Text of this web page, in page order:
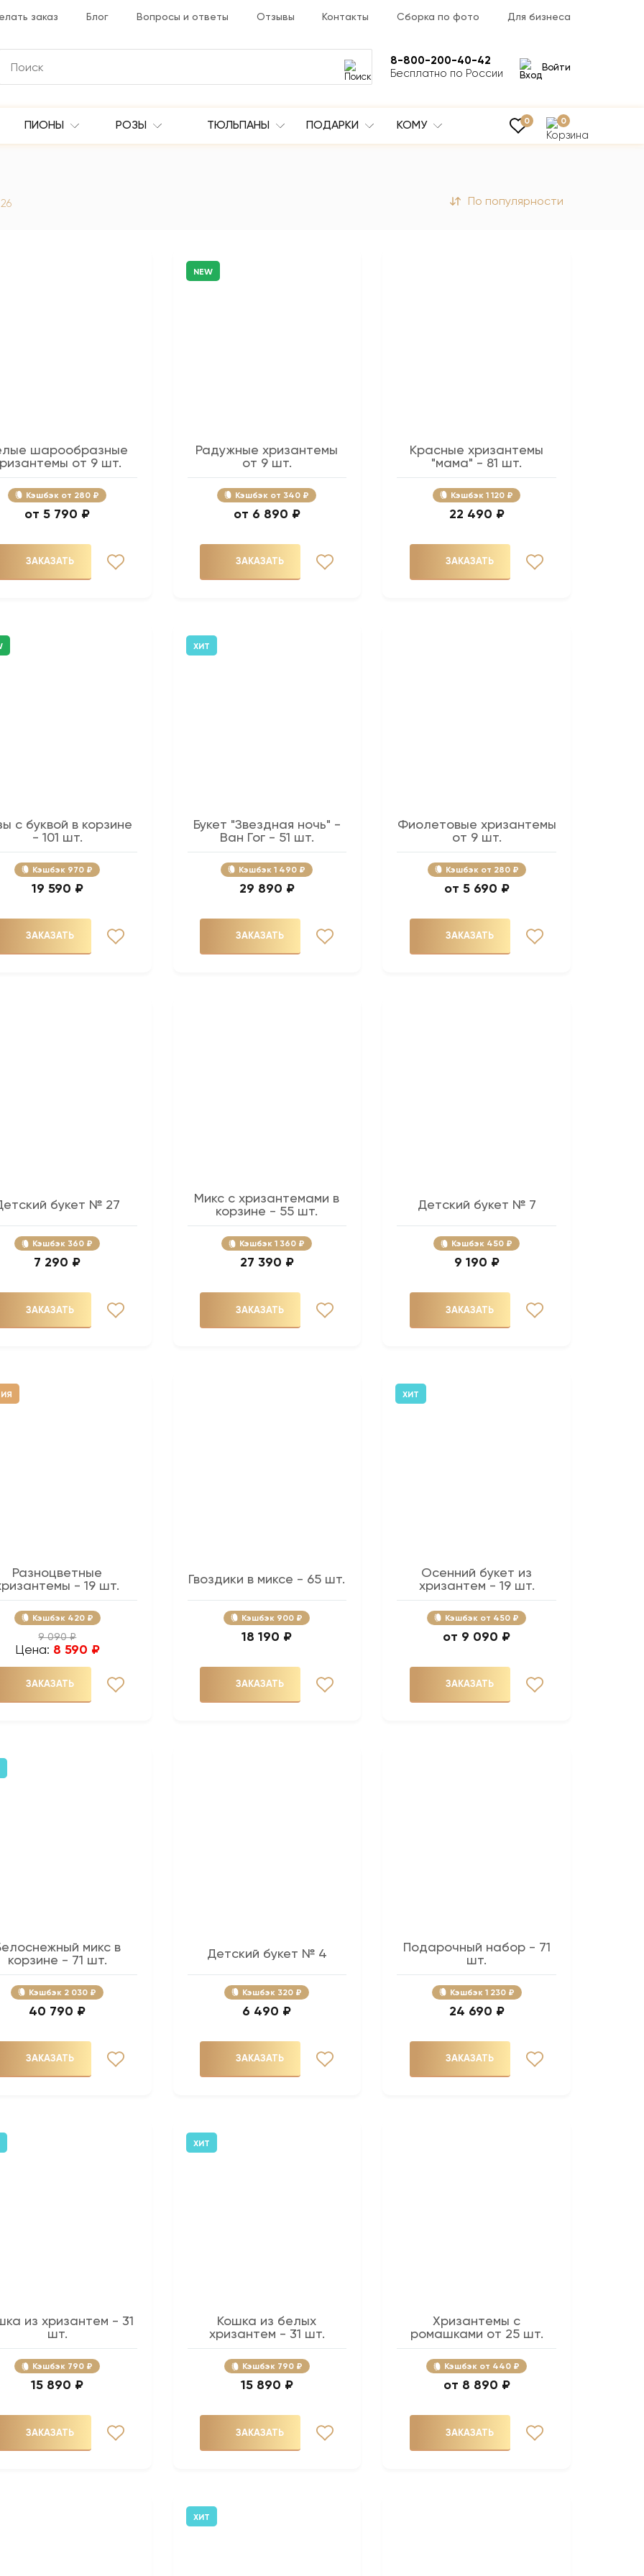
заказ Блог Вопросы и ответы Отзывы Контакты Сборка по фото Для бизнеса
8-800-200-40-42
Бесплатно по России
Войти
ПИОНЫ РОЗЫ ТЮЛЬПАНЫ ПОДАРКИ КОМУ 0 0
По популярности
шарообразные
от 9 шт.
Кэшбэк 280 ₽
5 790 ₽
ЗАКАЗАТЬ
NEW
Радужные хризантемы
от 9 шт.
Кэшбэк 340 ₽
6 890 ₽
ЗАКАЗАТЬ
Красные хризантемы
"мама" - 81 шт.
Кэшбэк1 120 ₽
22 490 ₽
ЗАКАЗАТЬ
с буквой в корзине
- 101 шт.
Кэшбэк 970 ₽
19 590 ₽
ЗАКАЗАТЬ
ХИТ
Букет "Звездная ночь" -
Ван Гог - 51 шт.
Кэшбэк1 490 ₽
29 890 ₽
ЗАКАЗАТЬ
Фиолетовые хризантемы
от 9 шт.
Кэшбэк 280 ₽
5 690 ₽
ЗАКАЗАТЬ
букет № 27
Кэшбэк 360 ₽
7 290 ₽
ЗАКАЗАТЬ
Микс с хризантемами в
корзине - 55 шт.
Кэшбэк1 360 ₽
27 390 ₽
ЗАКАЗАТЬ
Детский букет № 7
Кэшбэк 450 ₽
9 190 ₽
ЗАКАЗАТЬ
Разноцветные
- 19 шт.
Кэшбэк 420 ₽
9 090 ₽
Цена: 8 590 ₽
ЗАКАЗАТЬ
Гвоздики в миксе - 65 шт.
Кэшбэк 900 ₽
18 190 ₽
ЗАКАЗАТЬ
ХИТ
Осенний букет из
хризантем - 19 шт.
Кэшбэк 450 ₽
9 090 ₽
ЗАКАЗАТЬ
микс в
корзине - 71 шт.
Кэшбэк 2 030 ₽
40 790 ₽
ЗАКАЗАТЬ
Детский букет № 4
Кэшбэк 320 ₽
6 490 ₽
ЗАКАЗАТЬ
Подарочный набор - 71
шт.
Кэшбэк 1 230 ₽
24 690 ₽
ЗАКАЗАТЬ
из хризантем - 31
шт.
Кэшбэк 790 ₽
15 890 ₽
ЗАКАЗАТЬ
ХИТ
Кошка из белых
хризантем - 31 шт.
Кэшбэк 790 ₽
15 890 ₽
ЗАКАЗАТЬ
Хризантемы с
ромашками от 25 шт.
Кэшбэк 440 ₽
8 890 ₽
ЗАКАЗАТЬ
ХИТ